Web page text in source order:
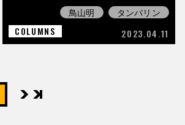
鳥山明
タンバリン
COLUMNS
2023.04.11
最後